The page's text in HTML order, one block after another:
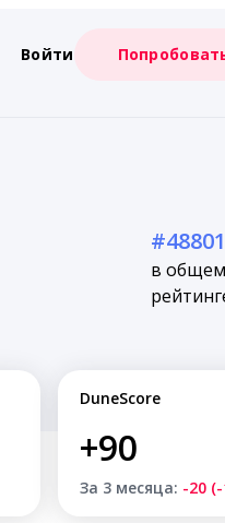
Войти
#48801
в общем
DuneScore
+90
За 3 месяца: -20